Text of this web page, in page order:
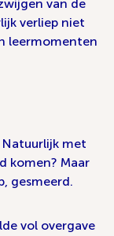
van de
verliep niet
leermomenten
Natuurlijk met
komen? Maar
gesmeerd.
vol overgave